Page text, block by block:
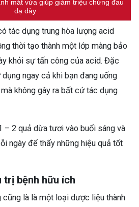
mát vừa giúp giảm triệu chứng đau
dạ dày
tác dụng trung hòa lượng acid
thời tạo thành một lớp màng bảo
khỏi sự tấn công của acid. Đặc
ngay cả khi bạn đang uống
không gây ra bất cứ tác dụng
– 2 quả dừa tươi vào buổi sáng và
ngày để thấy những hiệu quả tốt
trị bệnh hữu ích
cũng là là một loại dược liệu thành